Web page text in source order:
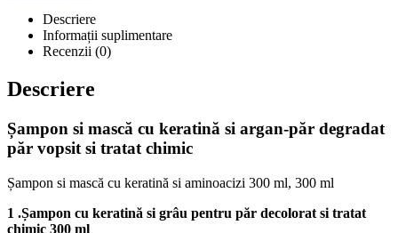
Descriere
Informații suplimentare
Recenzii (0)
Descriere
Șampon si mască cu keratină si argan-păr degradat
păr vopsit si tratat chimic
Șampon si mască cu keratină si aminoacizi 300 ml, 300 ml
1 .Șampon cu keratină si grâu pentru păr decolorat si tratat
chimic 300 ml